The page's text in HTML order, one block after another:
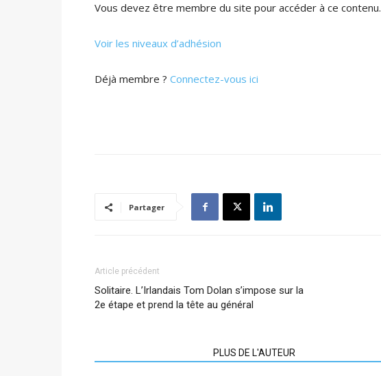
Vous devez être membre du site pour accéder à ce contenu.
Voir les niveaux d’adhésion
Déjà membre ? Connectez-vous ici
Partager
Article précédent
Solitaire. L’Irlandais Tom Dolan s’impose sur la
2e étape et prend la tête au général
PLUS DE L'AUTEUR